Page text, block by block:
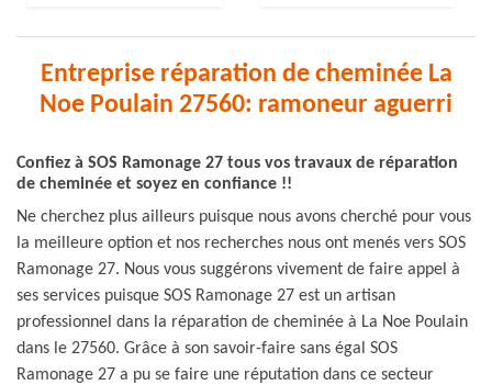
Entreprise réparation de cheminée La
Noe Poulain 27560: ramoneur aguerri
Confiez à SOS Ramonage 27 tous vos travaux de réparation
de cheminée et soyez en confiance !!
Ne cherchez plus ailleurs puisque nous avons cherché pour vous
la meilleure option et nos recherches nous ont menés vers SOS
Ramonage 27. Nous vous suggérons vivement de faire appel à
ses services puisque SOS Ramonage 27 est un artisan
professionnel dans la réparation de cheminée à La Noe Poulain
dans le 27560. Grâce à son savoir-faire sans égal SOS
Ramonage 27 a pu se faire une réputation dans ce secteur